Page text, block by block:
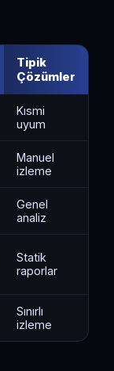
Tipik
Çözümler
Kısmi
uyum
Manuel
izleme
Genel
analiz
Statik
raporlar
Sınırlı
izleme